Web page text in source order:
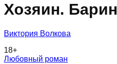
Хозяин. Барин
Виктория Волкова
18+
Любовный роман